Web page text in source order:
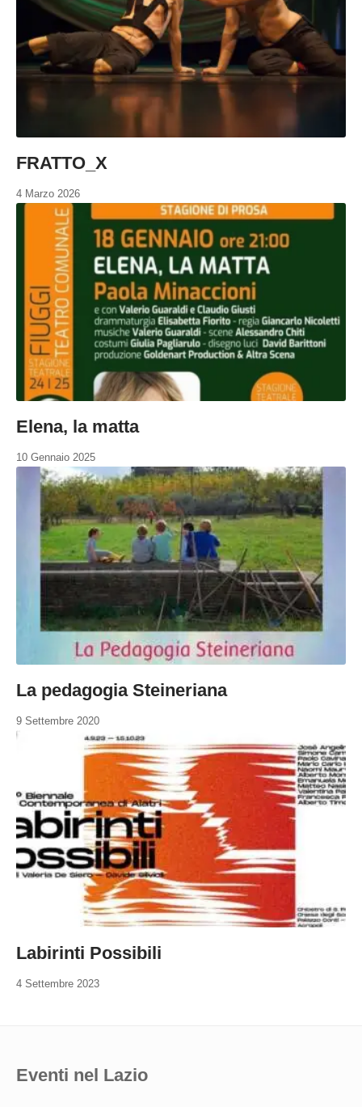
FRATTO_X
4 Marzo 2026
Elena, la matta
10 Gennaio 2025
La pedagogia Steineriana
9 Settembre 2020
Labirinti Possibili
4 Settembre 2023
Eventi nel Lazio